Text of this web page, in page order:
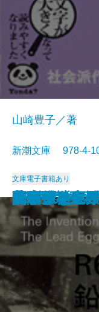
幕末動乱の
幕末動乱の
ナイン・ス
死の枝
一の糸
ボンボンと
山彦乙女
きりぎりす
いずこより
花紋
山崎豊子／著
新潮文庫 978-4-
文庫電子書籍あり
R62号の発
フィッシュ
蒼氷・神々
笹まくら
グレート・
関ケ原〔下〕
関ケ原〔中〕
関ケ原〔上〕
無関係な死
見るまえに